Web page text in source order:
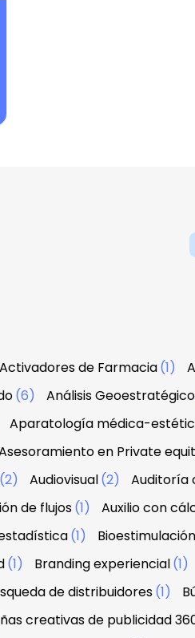
Activadores de Farmacia(1)
(6) Análisis Geoestratégico
Aparatología médica-
en Private
(2) Audiovisual(2) Auditoría
de flujos(1) Auxilio con
(1)
(1) Branding experiencial(1)
de distribuidores(1)
creativas de publicidad